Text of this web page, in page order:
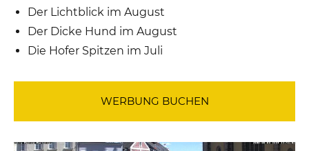
Der Lichtblick im August
Der Dicke Hund im August
Die Hofer Spitzen im Juli
WERBUNG BUCHEN